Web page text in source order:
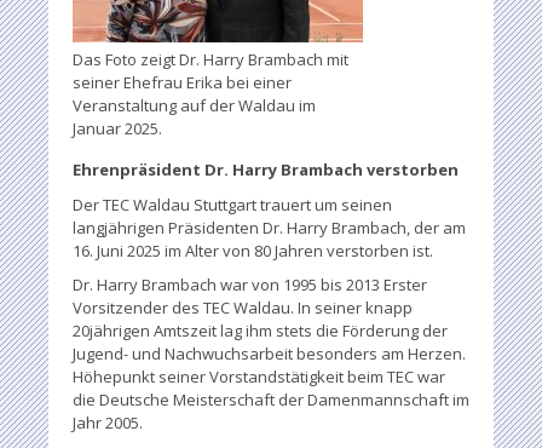
Das Foto zeigt Dr. Harry Brambach mit
seiner Ehefrau Erika bei einer
Veranstaltung auf der Waldau im
Januar 2025.
Ehrenpräsident Dr. Harry Brambach verstorben
Der TEC Waldau Stuttgart trauert um seinen
langjährigen Präsidenten Dr. Harry Brambach, der am
16. Juni 2025 im Alter von 80 Jahren verstorben ist.
Dr. Harry Brambach war von 1995 bis 2013 Erster
Vorsitzender des TEC Waldau. In seiner knapp
20jährigen Amtszeit lag ihm stets die Förderung der
Jugend- und Nachwuchsarbeit besonders am Herzen.
Höhepunkt seiner Vorstandstätigkeit beim TEC war
die Deutsche Meisterschaft der Damenmannschaft im
Jahr 2005.